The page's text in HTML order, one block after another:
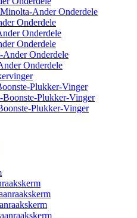
Ander Onderdele
Onderdele
Onderdele
Onderdele
Ander Onderdele
Onderdele
Plukker-Vinger
Boonste-Plukker-Vinger
Plukker-Vinger